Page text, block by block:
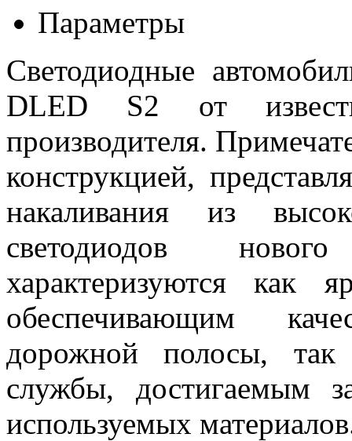
Параметры
Светодиодные
DLED S2 от
производителя.
конструкцией,
накаливания из
светодиодов
характеризуются
обеспечивающим
дорожной полосы,
службы, достигаемым
используемых